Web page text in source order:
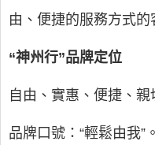
由、便捷的服務方式的
“神州行”品牌定位
自由、實惠、便捷、親
品牌口號：“輕鬆由我”。